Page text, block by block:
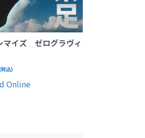
マイズ ゼログラヴィ
(税込)
Online